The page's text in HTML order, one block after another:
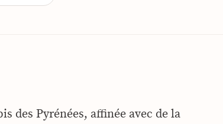
des Pyrénées, affinée avec de la